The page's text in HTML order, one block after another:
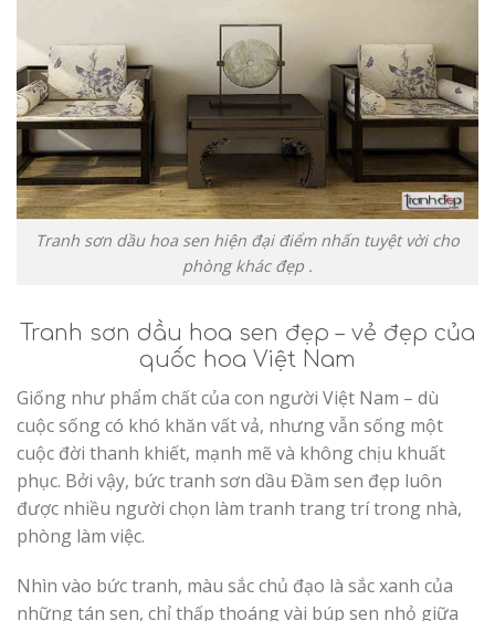
Tranh sơn dầu hoa sen hiện đại điểm nhấn tuyệt vời cho
phòng khác đẹp .
Tranh sơn dầu hoa sen đẹp – vẻ đẹp của
quốc hoa Việt Nam
Giống như phẩm chất của con người Việt Nam – dù
cuộc sống có khó khăn vất vả, nhưng vẫn sống một
cuộc đời thanh khiết, mạnh mẽ và không chịu khuất
phục. Bởi vậy, bức tranh sơn dầu Đầm sen đẹp luôn
được nhiều người chọn làm tranh trang trí trong nhà,
phòng làm việc.
Nhìn vào bức tranh, màu sắc chủ đạo là sắc xanh của
những tán sen, chỉ thấp thoáng vài búp sen nhỏ giữa